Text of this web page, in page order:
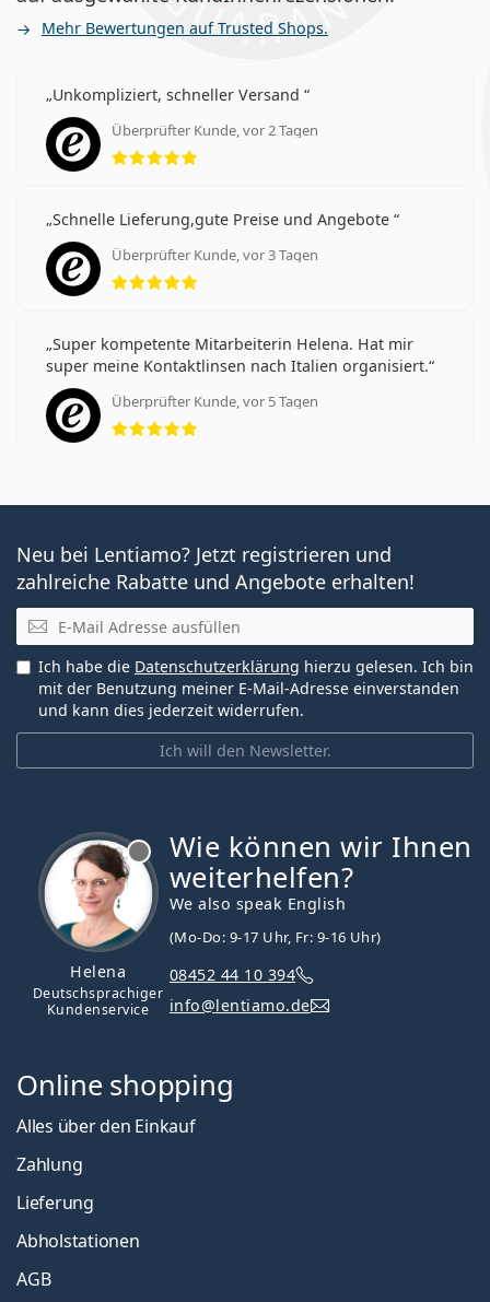
Mehr Bewertungen auf Trusted Shops.
Unkompliziert, schneller Versand
Überprüfter Kunde, vor 2 Tagen
Bewertung 5 aus 5
Schnelle Lieferung,gute Preise und Angebote
Überprüfter Kunde, vor 3 Tagen
Bewertung 5 aus 5
Super kompetente Mitarbeiterin Helena. Hat mir
super meine Kontaktlinsen nach Italien organisiert.
Überprüfter Kunde, vor 5 Tagen
Bewertung 5 aus 5
Neu bei Lentiamo? Jetzt registrieren und
zahlreiche Rabatte und Angebote erhalten!
E-Mail
Ich will den Newsletter.
Ich habe die Datenschutzerklärung hierzu gelesen. Ich bin
mit der Benutzung meiner E-Mail-Adresse einverstanden
und kann dies jederzeit widerrufen.
Helena
Deutschsprachiger
Kundenservice
Wie können wir Ihnen
weiterhelfen?
We also speak English
(Mo-Do: 9-17 Uhr, Fr: 9-16 Uhr)
08452 44 10 394
info@lentiamo.de
Online shopping
Alles über den Einkauf
Zahlung
Lieferung
Abholstationen
AGB